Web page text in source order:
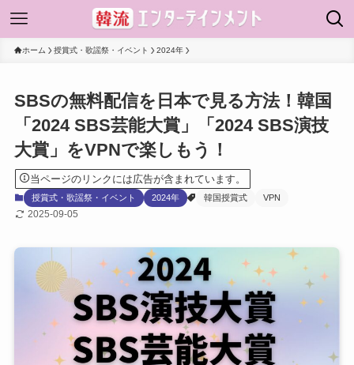
ホーム 授賞式・歌謡祭・イベント 2024年
SBSの無料配信を日本で見る方法！韓国
「2024 SBS芸能大賞」「2024 SBS演技
大賞」をVPNで楽しもう！
当ページのリンクには広告が含まれています。
授賞式・歌謡祭・イベント 2024年 韓国授賞式 VPN
2025-09-05